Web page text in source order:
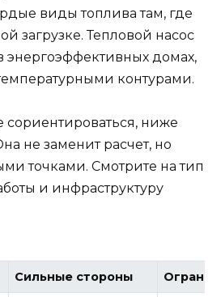
виды топлива там, где
загрузке. Тепловой насос
энергоэффективных домах,
контурами.
ниже
не заменит расчет, но
точками. Смотрите на тип
и инфраструктуру
Сильные стороны